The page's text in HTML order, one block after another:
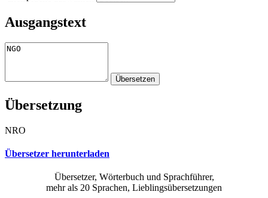
Ausgangstext
Übersetzung
NRO
Übersetzer herunterladen
Übersetzer, Wörterbuch und Sprachführer,
mehr als 20 Sprachen, Lieblingsübersetzungen